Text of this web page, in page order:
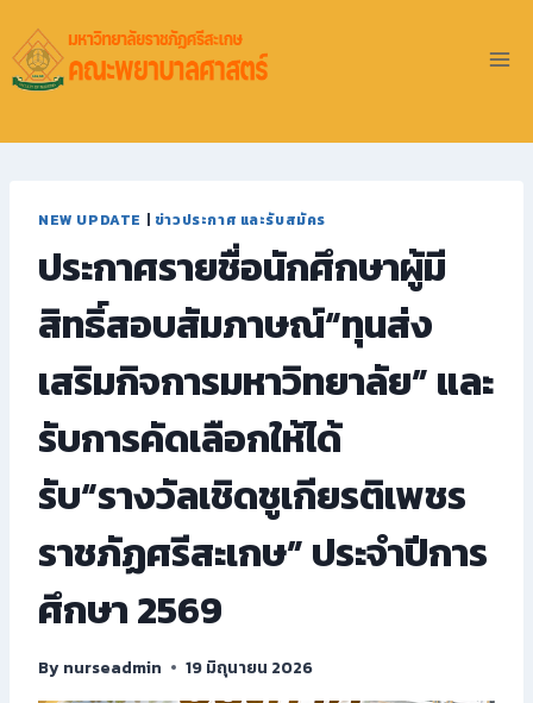
NEW UPDATE | ข่าวประกาศ และรับสมัคร
ประกาศรายชื่อนักศึกษาผู้มี
สิทธิ์สอบสัมภาษณ์“ทุนส่ง
เสริมกิจการมหาวิทยาลัย” และ
รับการคัดเลือกให้ได้
รับ“รางวัลเชิดชูเกียรติเพชร
ราชภัฏศรีสะเกษ” ประจำปีการ
ศึกษา 2569
By nurseadmin 19 มิถุนายน 2026